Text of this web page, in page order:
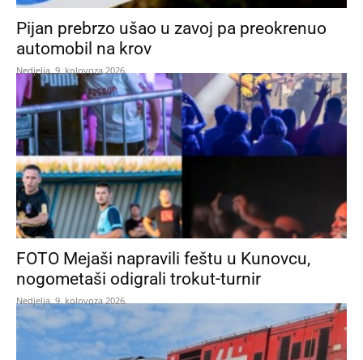
Pijan prebrzo ušao u zavoj pa preokrenuo
automobil na krov
Nedjelja, 9. kolovoza 2026.
FOTO Mejaši napravili feštu u Kunovcu,
nogometaši odigrali trokut-turnir
Nedjelja, 9. kolovoza 2026.